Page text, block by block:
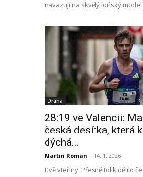
navazují na skvělý loňský model
Dráha
28:19 ve Valencii:
česká desítka, která
dýchá...
Martin Roman - 14. 1. 2026
Dvě vteřiny. Přesně tolik dělilo